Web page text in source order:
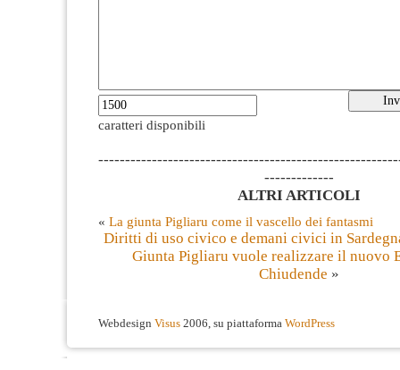
caratteri disponibili
-------------
ALTRI ARTICOLI
« La giunta Pigliaru come il vascello dei fantasmi
Diritti di uso civico e demani civici in
Giunta Pigliaru vuole realizzare il nuovo
Chiudende »
Webdesign Visus 2006, su piattaforma WordPress